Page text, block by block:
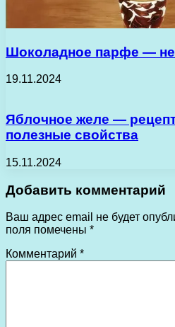
Шоколадное парфе —
19.11.2024
Яблочное желе —
полезные свойства
15.11.2024
Добавить комментарий
Ваш адрес email не будет
поля помечены *
Комментарий *